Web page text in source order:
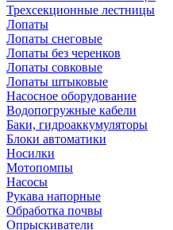
Трехсекционные лестницы
Лопаты
Лопаты снеговые
Лопаты без черенков
Лопаты совковые
Лопаты штыковые
Насосное оборудование
Водопогружные кабели
Баки, гидроаккумуляторы
Блоки автоматики
Носилки
Мотопомпы
Насосы
Рукава напорные
Обработка почвы
Опрыскиватели